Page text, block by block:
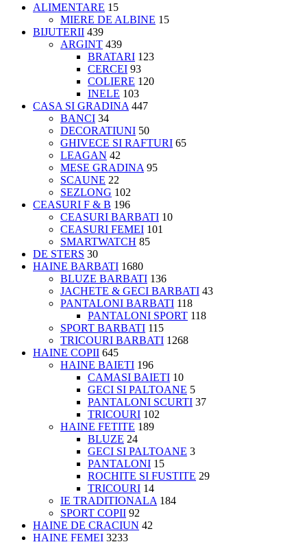
ALIMENTARE 15
MIERE DE ALBINE 15
BIJUTERII 439
ARGINT 439
BRATARI 123
CERCEI 93
COLIERE 120
INELE 103
CASA SI GRADINA 447
BANCI 34
DECORATIUNI 50
GHIVECE SI RAFTURI 65
LEAGAN 42
MESE GRADINA 95
SCAUNE 22
SEZLONG 102
CEASURI F & B 196
CEASURI BARBATI 10
CEASURI FEMEI 101
SMARTWATCH 85
DE STERS 30
HAINE BARBATI 1680
BLUZE BARBATI 136
JACHETE & GECI BARBATI 43
PANTALONI BARBATI 118
PANTALONI SPORT 118
SPORT BARBATI 115
TRICOURI BARBATI 1268
HAINE COPII 645
HAINE BAIETI 196
CAMASI BAIETI 10
GECI SI PALTOANE 5
PANTALONI SCURTI 37
TRICOURI 102
HAINE FETITE 189
BLUZE 24
GECI SI PALTOANE 3
PANTALONI 15
ROCHITE SI FUSTITE 29
TRICOURI 14
IE TRADITIONALA 184
SPORT COPII 92
HAINE DE CRACIUN 42
HAINE FEMEI 3233